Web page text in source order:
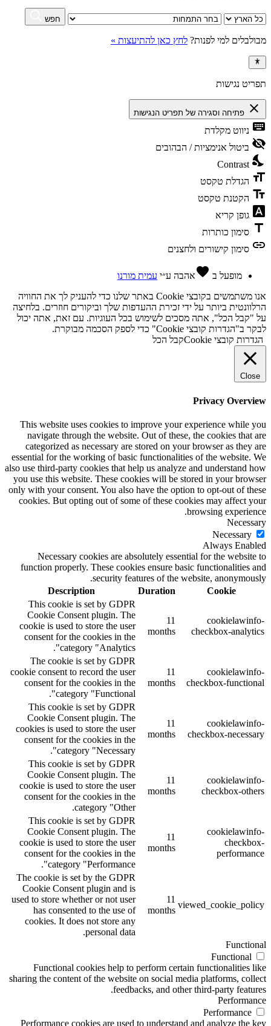
חפש
מבולבלים למי לפנות? לחץ כאן להתיעצות »
תפריט נגישות
close פתיחה וסגירה של תפריט הנגישות
keyboard ניווט מקלדת
visibility_off ביטול אנימציות / הבהובים
nights_stay
Contrast
format_size הגדלת טקסט
text_fields הקטנת טקסט
font_download גופן קריא
title סימון כותרות
link סימון קישורים ולחצנים
מופעל ב favoriteאהבה ע״י עמית מורנו
אנו משתמשים בקובצי Cookie באתר שלנו כדי להעניק לך את החוויה
הרלוונטית ביותר על ידי זכירת ההעדפות שלך וביקורים חוזרים. בלחיצה
על "קבל הכל", אתה מסכים לשימוש בכל העוגיות. עם זאת, אתה יכול
לבקר ב"הגדרות קובצי Cookie" כדי לספק הסכמה מבוקרת.
הגדרות קובצי Cookie
קבל הכל
Close
Privacy Overview
This website uses cookies to improve your experience while you
navigate through the website. Out of these, the cookies that are
categorized as necessary are stored on your browser as they are
essential for the working of basic functionalities of the website. We
also use third-party cookies that help us analyze and understand how
you use this website. These cookies will be stored in your browser
only with your consent. You also have the option to opt-out of these
cookies. But opting out of some of these cookies may affect your
browsing experience.
Necessary
Necessary
Always Enabled
Necessary cookies are absolutely essential for the website to
function properly. These cookies ensure basic functionalities and
security features of the website, anonymously.
Cookie
Duration
Description
cookielawinfo-
checkbox-analytics
11
months
This cookie is set by GDPR
Cookie Consent plugin. The
cookie is used to store the user
consent for the cookies in the
category "Analytics".
cookielawinfo-
checkbox-functional
11
months
The cookie is set by GDPR
cookie consent to record the user
consent for the cookies in the
category "Functional".
cookielawinfo-
checkbox-necessary
11
months
This cookie is set by GDPR
Cookie Consent plugin. The
cookies is used to store the user
consent for the cookies in the
category "Necessary".
cookielawinfo-
checkbox-others
11
months
This cookie is set by GDPR
Cookie Consent plugin. The
cookie is used to store the user
consent for the cookies in the
category "Other.
cookielawinfo-
checkbox-
performance
11
months
This cookie is set by GDPR
Cookie Consent plugin. The
cookie is used to store the user
consent for the cookies in the
category "Performance".
viewed_cookie_policy
11
months
The cookie is set by the GDPR
Cookie Consent plugin and is
used to store whether or not user
has consented to the use of
cookies. It does not store any
personal data.
Functional
Functional
Functional cookies help to perform certain functionalities like
sharing the content of the website on social media platforms, collect
feedbacks, and other third-party features.
Performance
Performance
Performance cookies are used to understand and analyze the key